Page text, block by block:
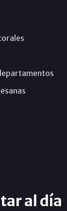
al día